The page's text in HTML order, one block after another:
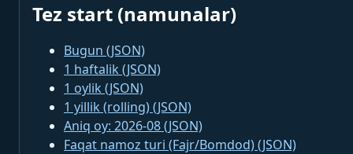
Tez start (namunalar)
Bugun (JSON)
1 haftalik (JSON)
1 oylik (JSON)
1 yillik (rolling) (JSON)
Aniq oy: 2026-08 (JSON)
Faqat namoz turi (Fajr/Bomdod) (JSON)